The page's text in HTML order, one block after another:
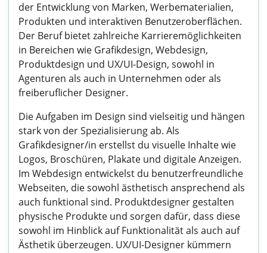
der Entwicklung von Marken, Werbematerialien,
Produkten und interaktiven Benutzeroberflächen.
Der Beruf bietet zahlreiche Karrieremöglichkeiten
in Bereichen wie Grafikdesign, Webdesign,
Produktdesign und UX/UI-Design, sowohl in
Agenturen als auch in Unternehmen oder als
freiberuflicher Designer.
Die Aufgaben im Design sind vielseitig und hängen
stark von der Spezialisierung ab. Als
Grafikdesigner/in erstellst du visuelle Inhalte wie
Logos, Broschüren, Plakate und digitale Anzeigen.
Im Webdesign entwickelst du benutzerfreundliche
Webseiten, die sowohl ästhetisch ansprechend als
auch funktional sind. Produktdesigner gestalten
physische Produkte und sorgen dafür, dass diese
sowohl im Hinblick auf Funktionalität als auch auf
Ästhetik überzeugen. UX/UI-Designer kümmern